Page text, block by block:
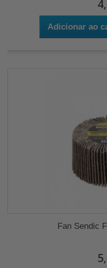
Adicionar ao
Fan Sendic